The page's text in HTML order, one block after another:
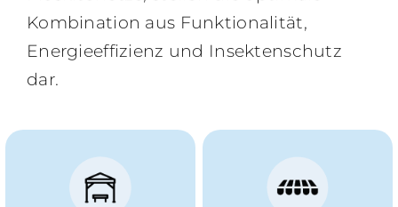
Kombination aus Funktionalität,
Energieeffizienz und Insektenschutz
dar.